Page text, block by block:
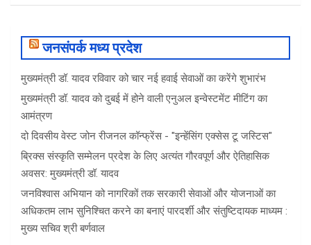
जनसंपर्क मध्य प्रदेश
मुख्यमंत्री डॉ. यादव रविवार को चार नई हवाई सेवाओं का करेंगे शुभारंभ
मुख्यमंत्री डॉ. यादव को दुबई में होने वाली एनुअल इन्वेस्टमेंट मीटिंग का
आमंत्रण
दो दिवसीय वेस्ट जोन रीजनल कॉन्फ्रेंस - "इन्हेंसिंग एक्सेस टू जस्टिस"
ब्रिक्स संस्कृति सम्मेलन प्रदेश के लिए अत्यंत गौरवपूर्ण और ऐतिहासिक
अवसर: मुख्यमंत्री डॉ. यादव
जनविश्वास अभियान को नागरिकों तक सरकारी सेवाओं और योजनाओं का
अधिकतम लाभ सुनिश्चित करने का बनाएं पारदर्शी और संतुष्टिदायक माध्यम :
मुख्य सचिव श्री बर्णवाल